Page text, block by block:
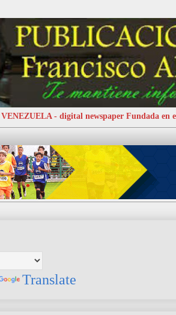
- digital newspaper Fundada en
Translate